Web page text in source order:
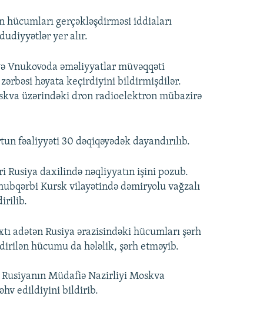
hücumları gerçəkləşdirməsi iddiaları
yer alır.
Vnukovoda əməliyyatlar müvəqqəti
zərbəsi həyata keçirdiyini bildirmişdilər.
üzərindəki dron radioelektron mübazirə
fəaliyyəti 30 dəqiqəyədək dayandırılıb.
Rusiya daxilində nəqliyyatın işini pozub.
Kursk vilayətində dəmiryolu vağzalı
adətən Rusiya ərazisindəki hücumları şərh
hücumu da hələlik, şərh etməyib.
Müdafiə Nazirliyi Moskva
edildiyini bildirib.